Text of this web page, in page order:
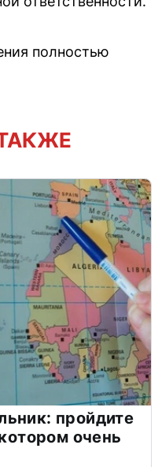
полностью
пройдите
очень